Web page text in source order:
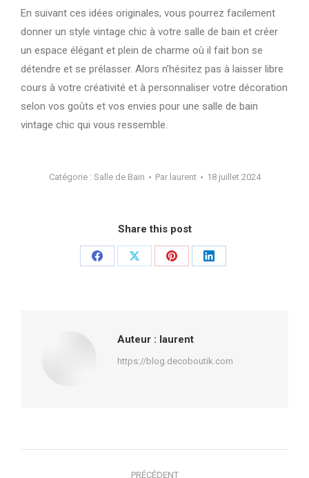
En suivant ces idées originales, vous pourrez facilement
donner un style vintage chic à votre salle de bain et créer
un espace élégant et plein de charme où il fait bon se
détendre et se prélasser. Alors n’hésitez pas à laisser libre
cours à votre créativité et à personnaliser votre décoration
selon vos goûts et vos envies pour une salle de bain
vintage chic qui vous ressemble.
Catégorie : Salle de Bain Par laurent 18 juillet 2024
Share this post
PartagerPartagerPartagerPartager
Auteur : laurent
https://blog.decoboutik.com
PRÉCÉDENT